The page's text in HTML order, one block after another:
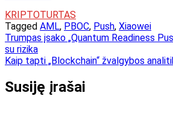
KRIPTOTURTAS
Tagged AML, PBOC, Push, Xiaowei
Navigacija
tarp
Trumpas įsako „Quantum Readiness
su rizika
Kaip tapti „Blockchain“ žvalgybos
Susiję įrašai